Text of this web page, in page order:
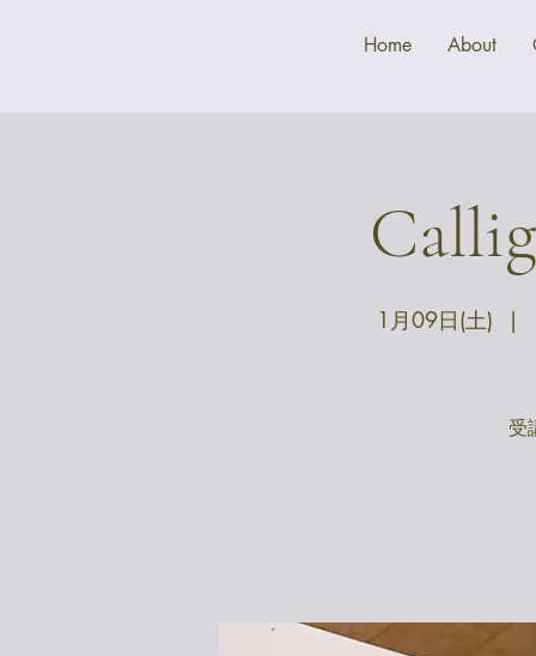
Home About
1月09日(土)
  |
受